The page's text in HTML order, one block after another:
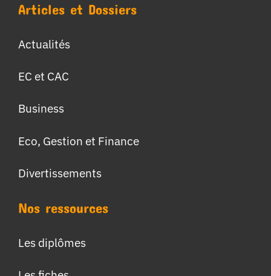
Articles et Dossiers
Actualités
EC et CAC
Business
Eco, Gestion et Finance
Divertissements
Nos ressources
Les diplômes